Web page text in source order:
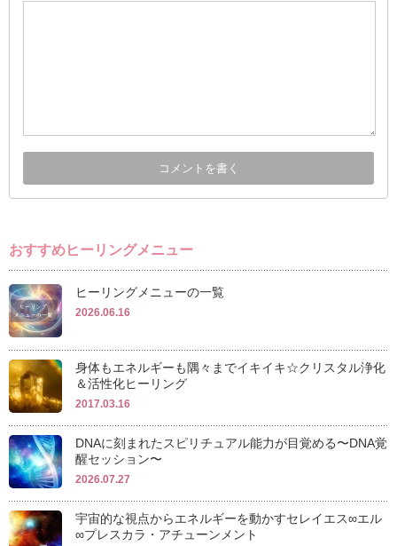
おすすめヒーリングメニュー
ヒーリングメニューの一覧
2026.06.16
身体もエネルギーも隅々までイキイキ☆クリスタル浄化
＆活性化ヒーリング
2017.03.16
DNAに刻まれたスピリチュアル能力が目覚める〜DNA覚
醒セッション〜
2026.07.27
宇宙的な視点からエネルギーを動かすセレイエス∞エル
∞プレスカラ・アチューンメント